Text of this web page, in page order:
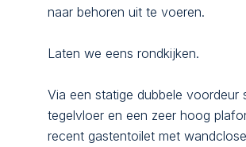
naar behoren uit te voeren.
Laten we eens rondkijken.
Via een statige dubbele voordeur
tegelvloer en een zeer hoog
recent gastentoilet met